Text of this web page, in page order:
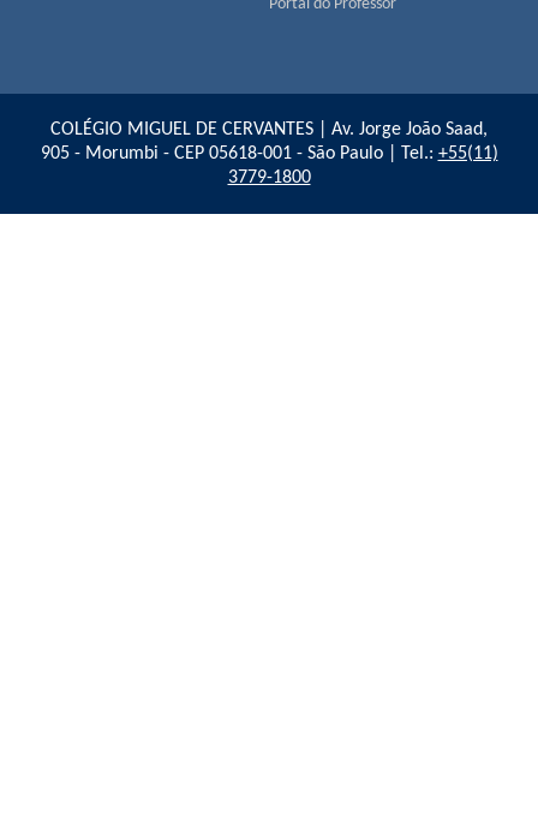
Portal do Professor
COLÉGIO MIGUEL DE CERVANTES | Av. Jorge João Saad,
905 - Morumbi - CEP 05618-001 - São Paulo | Tel.: +55(11)
3779-1800